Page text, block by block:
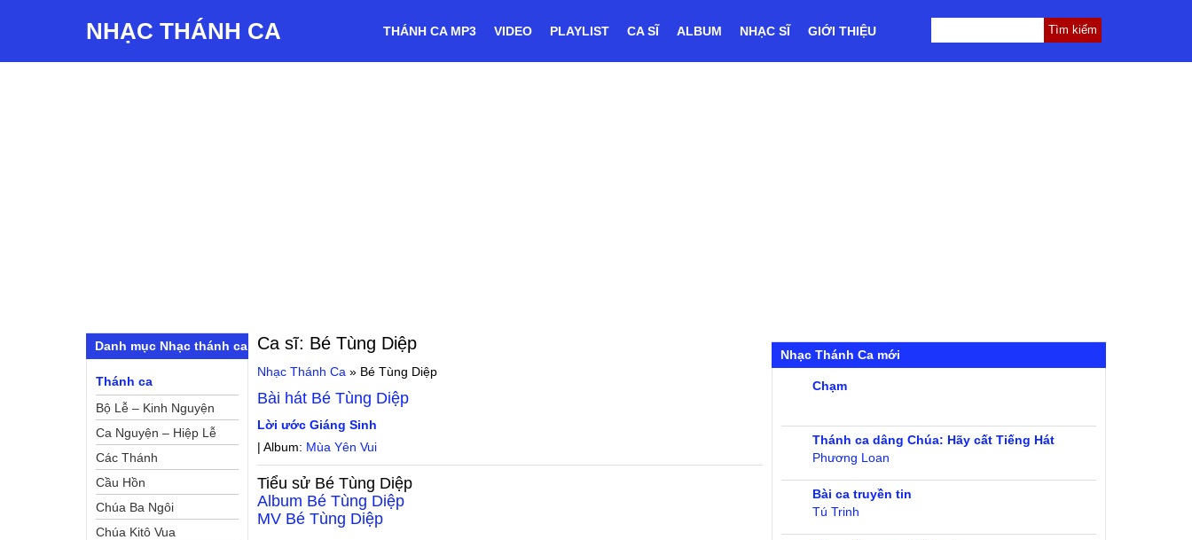
NHẠC THÁNH CA THÁNH CA MP3 VIDEO PLAYLIST CA SĨ ALBUM NHẠC SĨ GIỚI THIỆU
Ca sĩ: Bé Tùng Diệp
Nhạc Thánh Ca » Bé Tùng Diệp
Bài hát Bé Tùng Diệp
Lời ước Giáng Sinh
| Album: Mùa Yên Vui
Tiểu sử Bé Tùng Diệp
Album Bé Tùng Diệp
MV Bé Tùng Diệp
Danh mục Nhạc thánh ca
Thánh ca
Bộ Lễ – Kinh Nguyện
Ca Nguyện – Hiệp Lễ
Các Thánh
Cầu Hồn
Chúa Ba Ngôi
Chúa Kitô Vua
Nhạc Thánh Ca mới
Chạm
Thánh ca dâng Chúa: Hãy cất Tiếng Hát
Phương Loan
Bài ca truyền tin
Tú Trinh